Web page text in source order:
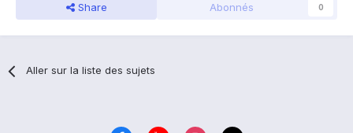
Share Abonnés 0
Aller sur la liste des sujets